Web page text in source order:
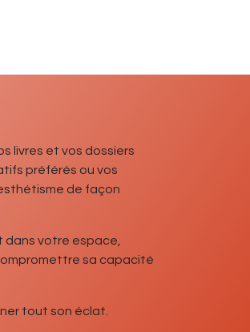
livres et vos dossiers
préférés ou vos
de façon
dans votre espace,
sa capacité
tout son éclat.